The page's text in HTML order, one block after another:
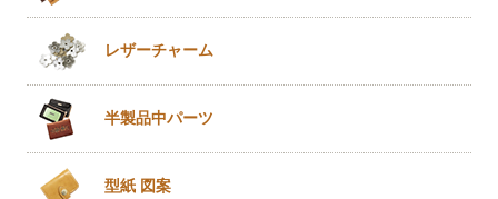
レザーチャーム
半製品中パーツ
型紙 図案